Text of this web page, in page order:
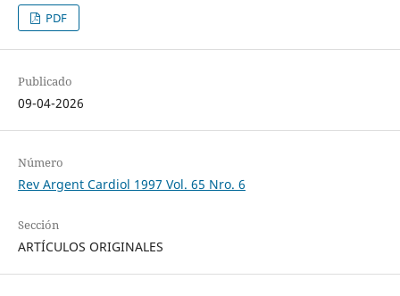
PDF
Publicado
09-04-2026
Número
Rev Argent Cardiol 1997 Vol. 65 Nro. 6
Sección
ARTÍCULOS ORIGINALES